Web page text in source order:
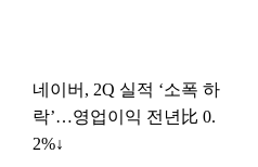
네이버, 2Q 실적 ‘소폭 하
락’…영업이익 전년比 0.
2%↓